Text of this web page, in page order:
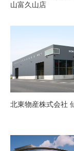
山富久山店
北東物産株式会社